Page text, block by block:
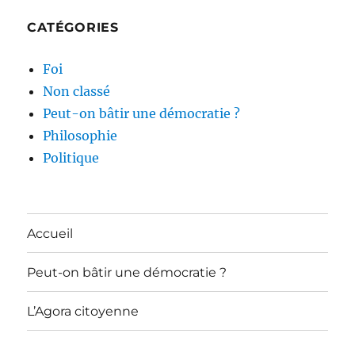
CATÉGORIES
Foi
Non classé
Peut-on bâtir une démocratie ?
Philosophie
Politique
Accueil
Peut-on bâtir une démocratie ?
L’Agora citoyenne